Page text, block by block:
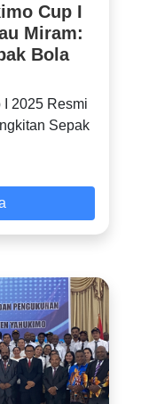
Cup I
Miram:
Bola
2025 Resmi
Sepak